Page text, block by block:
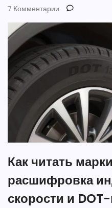
7 Комментарии
Как читать
расшифровка
скорости и